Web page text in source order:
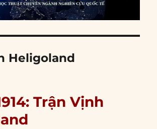
Heligoland
Trận Vịnh